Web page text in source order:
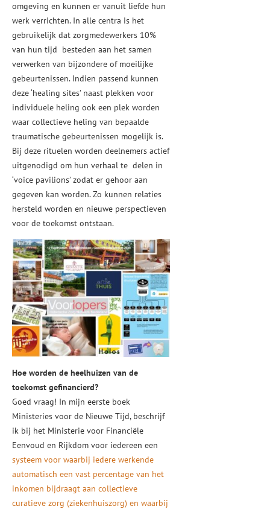
omgeving en kunnen er vanuit liefde hun
werk verrichten. In alle centra is het
gebruikelijk dat zorgmedewerkers 10%
van hun tijd besteden aan het samen
verwerken van bijzondere of moeilijke
gebeurtenissen. Indien passend kunnen
deze ‘healing sites’ naast plekken voor
individuele heling ook een plek worden
waar collectieve heling van bepaalde
traumatische gebeurtenissen mogelijk is.
Bij deze rituelen worden deelnemers actief
uitgenodigd om hun verhaal te delen in
‘voice pavilions’ zodat er gehoor aan
gegeven kan worden. Zo kunnen relaties
hersteld worden en nieuwe perspectieven
voor de toekomst ontstaan.
Hoe worden de heelhuizen van de
toekomst gefinancierd?
Goed vraag! In mijn eerste boek
Ministeries voor de Nieuwe Tijd, beschrijf
ik bij het Ministerie voor Financiële
Eenvoud en Rijkdom voor iedereen een
systeem voor waarbij iedere werkende
automatisch een vast percentage van het
inkomen bijdraagt aan collectieve
curatieve zorg (ziekenhuiszorg) en waarbij